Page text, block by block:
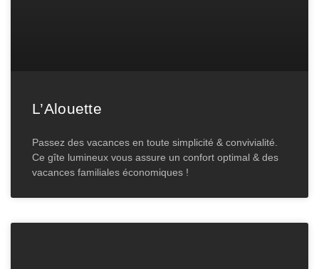
L’Alouette
Passez des vacances en toute simplicité & convivialité.
Ce gîte lumineux vous assure un confort optimal & des
vacances familiales économiques !